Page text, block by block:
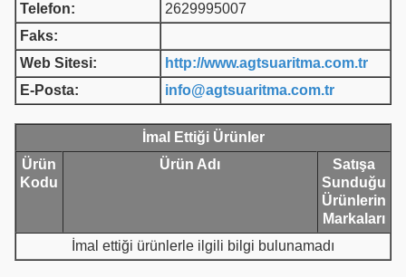
Telefon:
2629995007
Faks:
Web Sitesi:
http://www.agtsuaritma.com.tr
E-Posta:
info@agtsuaritma.com.tr
İmal Ettiği Ürünler
Ürün
Kodu
Ürün Adı
Satışa
Sunduğu
Ürünlerin
Markaları
İmal ettiği ürünlerle ilgili bilgi bulunamadı